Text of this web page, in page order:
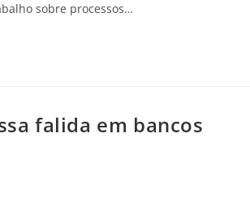
sobre processos…
falida em bancos